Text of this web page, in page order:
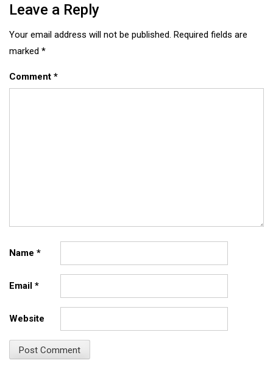
Leave a Reply
Your email address will not be published. Required fields are
marked *
Comment *
Name *
Email *
Website